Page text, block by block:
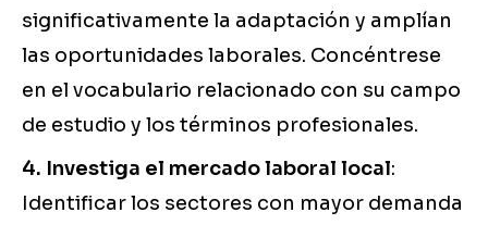
significativamente la adaptación y amplían
las oportunidades laborales. Concéntrese
en el vocabulario relacionado con su campo
de estudio y los términos profesionales.
4. Investiga el mercado laboral local:
Identificar los sectores con mayor demanda